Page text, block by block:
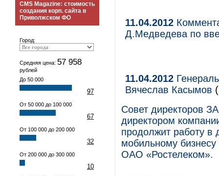
CMS Magazine: стоимость
создания корп. сайта в
Приволжском ФО
Город:
Средняя цена: 57 958
рублей
До 50 000
97
От 50 000 до 100 000
67
От 100 000 до 200 000
32
От 200 000 до 300 000
10
11.04.2012
Д.Медведева по
11.04.2012
Вячеслав Касымов
Совет директоров
директором
продолжит работу в
мобильному
ОАО «Ростелеком».